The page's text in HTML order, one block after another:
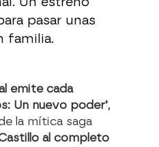
pasar unas
familia.
emite cada
Un nuevo poder’,
la mítica saga
al completo